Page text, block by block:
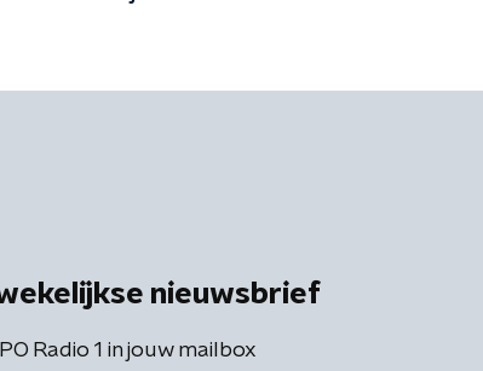
nieuwsbrief
Radio 1 in jouw mailbox